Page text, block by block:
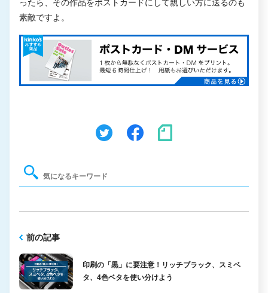
ったら、その作品をポストカードにして親しい方に送るのも
素敵ですよ。
前の記事
印刷の「黒」に要注意！リッチブラック、スミベ
タ、4色ベタを使い分けよう